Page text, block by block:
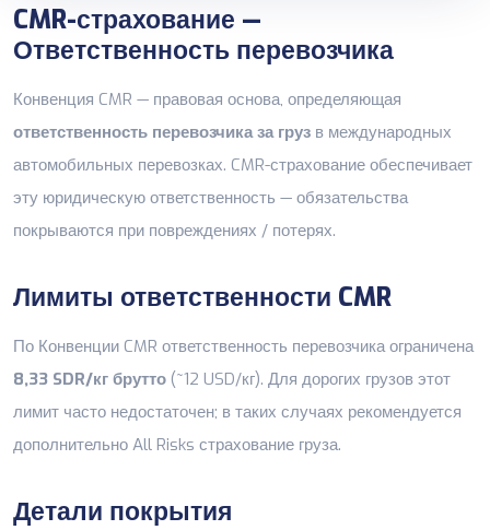
CMR-страхование —
Ответственность перевозчика
Конвенция CMR — правовая основа, определяющая
ответственность перевозчика за груз в международных
автомобильных перевозках. CMR-страхование обеспечивает
эту юридическую ответственность — обязательства
покрываются при повреждениях / потерях.
Лимиты ответственности CMR
По Конвенции CMR ответственность перевозчика ограничена
8,33 SDR/кг брутто (~12 USD/кг). Для дорогих грузов этот
лимит часто недостаточен; в таких случаях рекомендуется
дополнительно All Risks страхование груза.
Детали покрытия